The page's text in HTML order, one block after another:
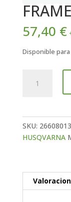
57,40 €
Disponible
GUARD-
SKU:
HUSQVARNA